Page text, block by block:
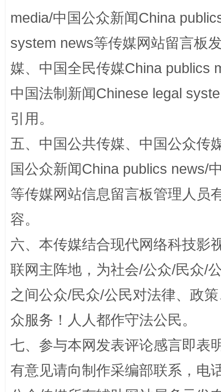
网上购药对药下症？
在谋一域中谋全局
今
media/中国公众新闻China
system news等传媒网站留言板
媒、中国全民传媒China publics
中国法制新闻Chinese legal
引用。
五、中国公共传媒、中国公众传
国公众新闻China publics news/
等传媒网站信息留言板管理人员
容。
六、本传媒结合现代网络科技影
联网主阵地，为社会/公众/民众/
之间公众/民众/公民对法律、政
众服务！人人都作守法公民。
七、参与本网发表评论感言即表
有意见请向制作采编部联系，电